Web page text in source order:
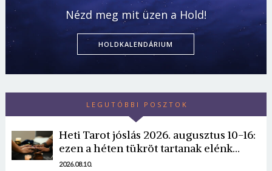
Nézd meg mit üzen a Hold!
HOLDKALENDÁRIUM
LEGUTÓBBI POSZTOK
Heti Tarot jóslás 2026. augusztus 10-16:
ezen a héten tükröt tartanak elénk…
2026.08.10.